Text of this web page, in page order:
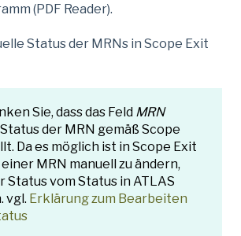
(PDF Reader).
Status der MRNs in Scope Exit
Sie, dass das Feld MRN
der MRN gemäß Scope
Da es möglich ist in Scope Exit
MRN manuell zu ändern,
Status vom Status in ATLAS
vgl. Erklärung zum Bearbeiten